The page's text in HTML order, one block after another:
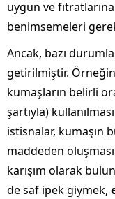
uygun ve
benimsemeleri
Ancak, bazı
getirilmiştir.
kumaşların belirli
şartıyla)
istisnalar, kumaşın
maddeden
karışım olarak
de saf ipek giymek,